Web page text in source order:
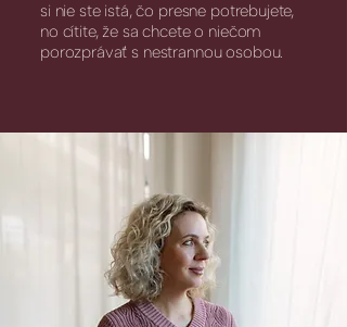
si nie ste istá, čo presne potrebujete,
no cítite, že sa chcete o niečom
porozprávať s nestrannou osobou.